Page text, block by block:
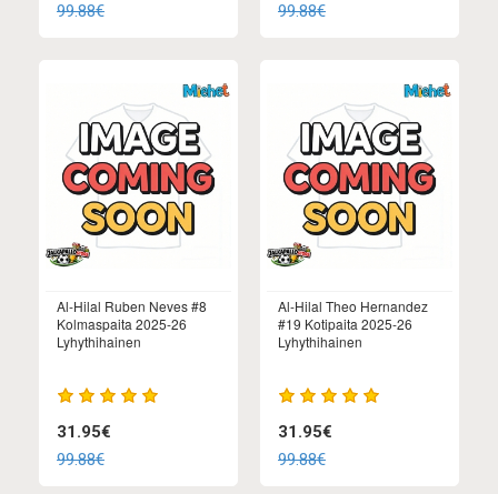
99.88€
99.88€
Al-Hilal Ruben Neves #8
Kolmaspaita 2025-26
Lyhythihainen
31.95€
99.88€
Al-Hilal Theo Hernandez
#19 Kotipaita 2025-26
Lyhythihainen
31.95€
99.88€